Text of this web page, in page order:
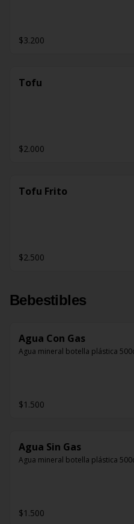
$3.200
Tofu
$2.000
Tofu Frito
$2.500
Bebestibles
Agua Con Gas
Agua mineral botella plástica
$1.500
Agua Sin Gas
Agua mineral botella plástica
$1.500